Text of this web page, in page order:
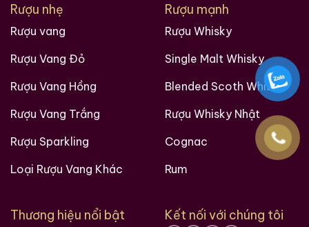
Macallan 18 Sherry
700ml / 43%
0,0 (0 đánh giá)
Macallan 18 Sherry
700ml / 43%
0,0 (0 đánh giá)
Hotline
Giới Thiệu Một Số Mẫu Rượu Brandy
Rượu nhẹ
Rượu vang
Rượu Vang Đỏ
Rượu Vang Hồng
Rượu Vang Trắng
Rượu Sparkling
Loại Rượu Vang Khác
Rượu mạnh
Rượu Whisky
Single Malt Whisky
Blended Scoth Whisky
Rượu Whisky Nhật
Cognac
Rum
Thương hiệu nổi bật Kết nối với chúng tôi